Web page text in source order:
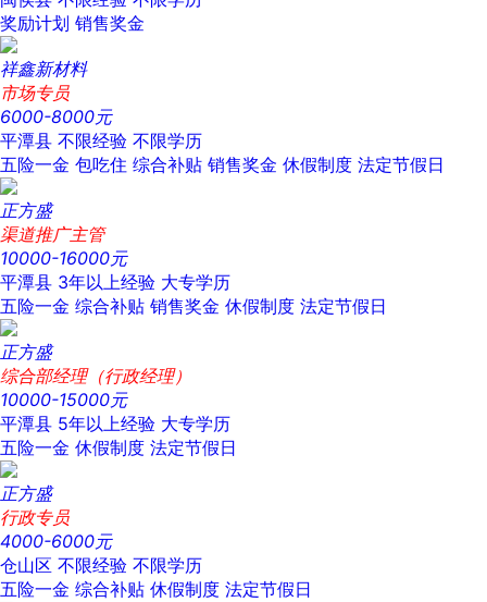
奖励计划 销售奖金
祥鑫新材料
市场专员
6000-8000元
平潭县 不限经验 不限学历
五险一金 包吃住 综合补贴 销售奖金 休假制度 法定节假日
正方盛
渠道推广主管
10000-16000元
平潭县 3年以上经验 大专学历
五险一金 综合补贴 销售奖金 休假制度 法定节假日
正方盛
综合部经理（行政经理）
10000-15000元
平潭县 5年以上经验 大专学历
五险一金 休假制度 法定节假日
正方盛
行政专员
4000-6000元
仓山区 不限经验 不限学历
五险一金 综合补贴 休假制度 法定节假日